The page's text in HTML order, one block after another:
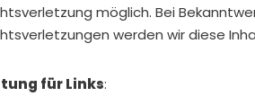
möglich. Bei
werden wir diese
für Links: